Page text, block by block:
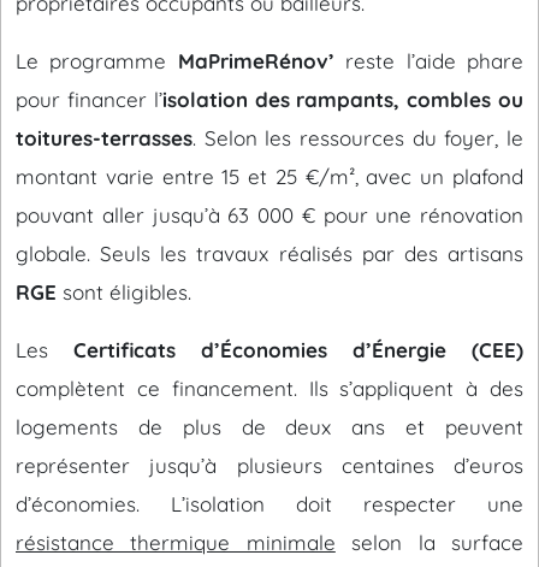
Le programme MaPrimeRénov’ reste l’aide phare
pour financer l’isolation des rampants, combles ou
toitures-terrasses. Selon les ressources du foyer, le
montant varie entre 15 et 25 €/m², avec un plafond
pouvant aller jusqu’à 63 000 € pour une rénovation
globale. Seuls les travaux réalisés par des artisans
RGE sont éligibles.
Les Certificats d’Économies d’Énergie (CEE)
complètent ce financement. Ils s’appliquent à des
logements de plus de deux ans et peuvent
représenter jusqu’à plusieurs centaines d’euros
d’économies. L’isolation doit respecter une
résistance thermique minimale selon la surface